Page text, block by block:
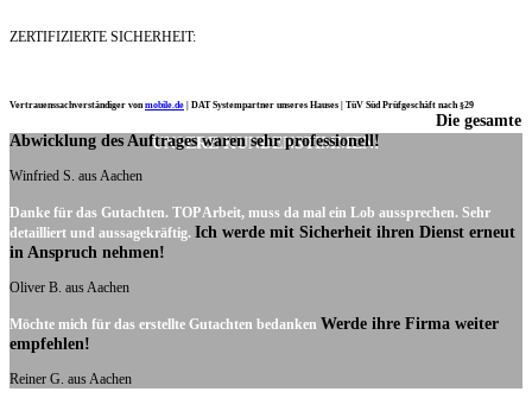
ZERTIFIZIERTE SICHERHEIT:
Vertrauenssachverständiger vonmobile.de DAT Systempartner unseres Hauses | TüV Süd Prüfgeschäft nach §29
UNSERE KUNDENSTIMMEN:
Die gesamte
Abwicklung des Auftrages waren sehr professionell!
Winfried S. aus Aachen
Danke für das Gutachten. TOP Arbeit, muss da mal ein Lob aussprechen. Sehr
detailliert und aussagekräftig. Ich werde mit Sicherheit ihren Dienst erneut
in Anspruch nehmen!
Oliver B. aus Aachen
Möchte mich für das erstellte Gutachten bedanken Werde ihre Firma weiter
empfehlen!
Reiner G. aus Aachen